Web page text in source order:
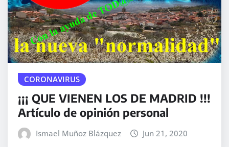
CORONAVIRUS
¡¡¡ QUE VIENEN LOS DE MADRID !!!
Artículo de opinión personal
Ismael Muñoz Blázquez Jun 21, 2020